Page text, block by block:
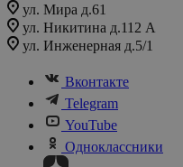
ул. Мира д.61
ул. Никитина д.112 А
ул. Инженерная д.5/1
Вконтакте
Telegram
YouTube
Одноклассники